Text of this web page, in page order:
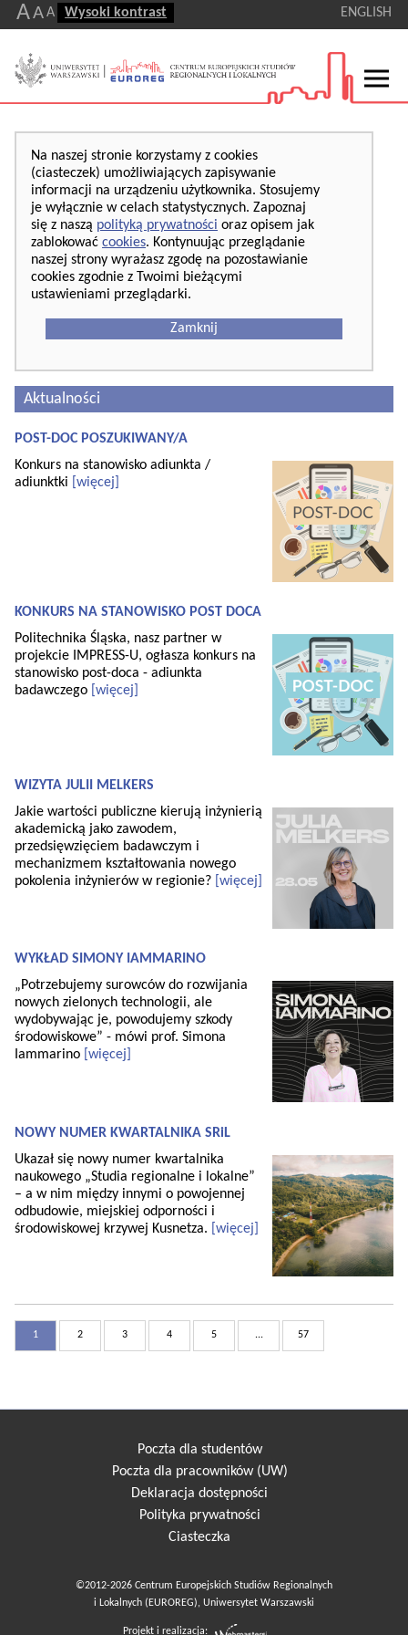
AA A Wysoki kontrast ENGLISH
Na naszej stronie korzystamy z cookies
(ciasteczek) umożliwiających zapisywanie
informacji na urządzeniu użytkownika. Stosujemy
je wyłącznie w celach statystycznych. Zapoznaj
się z naszą polityką prywatności oraz opisem jak
zablokować cookies. Kontynuując przeglądanie
naszej strony wyrażasz zgodę na pozostawianie
cookies zgodnie z Twoimi bieżącymi
ustawieniami przeglądarki.
Zamknij
Aktualności
POST-DOC POSZUKIWANY/A
Konkurs na stanowisko adiunkta /
adiunktki
[więcej]
KONKURS NA STANOWISKO POST DOCA
Politechnika Śląska, nasz partner w
projekcie IMPRESS-U, ogłasza konkurs na
stanowisko post-doca - adiunkta
badawczego [więcej]
WIZYTA JULII MELKERS
Jakie wartości publiczne kierują inżynierią
akademicką jako zawodem,
przedsięwzięciem badawczym i
mechanizmem kształtowania nowego
pokolenia inżynierów w regionie? [więcej]
WYKŁAD SIMONY IAMMARINO
„Potrzebujemy surowców do rozwijania
nowych zielonych technologii, ale
wydobywając je, powodujemy szkody
środowiskowe” - mówi prof. Simona
Iammarino [więcej]
NOWY NUMER KWARTALNIKA SRiL
Ukazał się nowy numer kwartalnika
naukowego „Studia regionalne i lokalne”
– a w nim między innymi o powojennej
odbudowie, miejskiej odporności i
środowiskowej krzywej Kusnetza.
[więcej]
1 2 3 4 5 ... 57
Poczta dla studentów
Poczta dla pracowników (UW)
Deklaracja dostępności
Polityka prywatności
Ciasteczka
©2012-2026 Centrum Europejskich Studiów Regionalnych
i Lokalnych (EUROREG), Uniwersytet Warszawski
Projekt i realizacja: